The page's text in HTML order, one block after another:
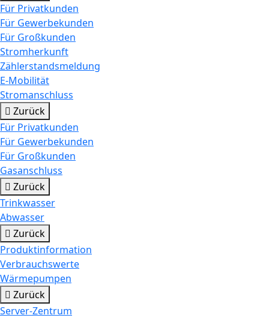
Für Privatkunden
Für Gewerbekunden
Für Großkunden
Stromherkunft
Zählerstandsmeldung
E-Mobilität
Stromanschluss
Zurück
Für Privatkunden
Für Gewerbekunden
Für Großkunden
Gasanschluss
Zurück
Trinkwasser
Abwasser
Zurück
Produktinformation
Verbrauchswerte
Wärmepumpen
Zurück
Server-Zentrum